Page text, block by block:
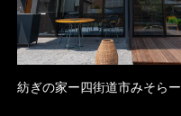
紡ぎの家ー四街道市みそらー